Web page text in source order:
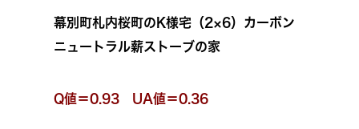
幕別町札内桜町のK様宅（2×6）カーボン
ニュートラル薪ストーブの家
Q値＝0.93 UA値＝0.36